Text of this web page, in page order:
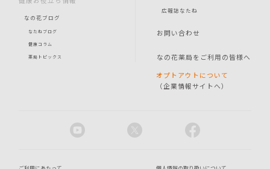
なの花ブログ
なたねブログ
健康コラム
薬局トピックス
広報誌なたね
お問い合わせ
なの花薬局をご利用の皆様へ
オプトアウトについて
（企業情報サイトへ）